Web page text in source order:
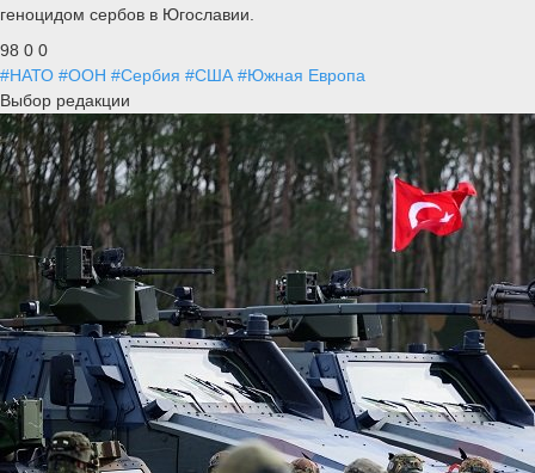
геноцидом сербов в Югославии.
98 0 0
#НАТО #ООН #Сербия #США #Южная Европа
Выбор редакции